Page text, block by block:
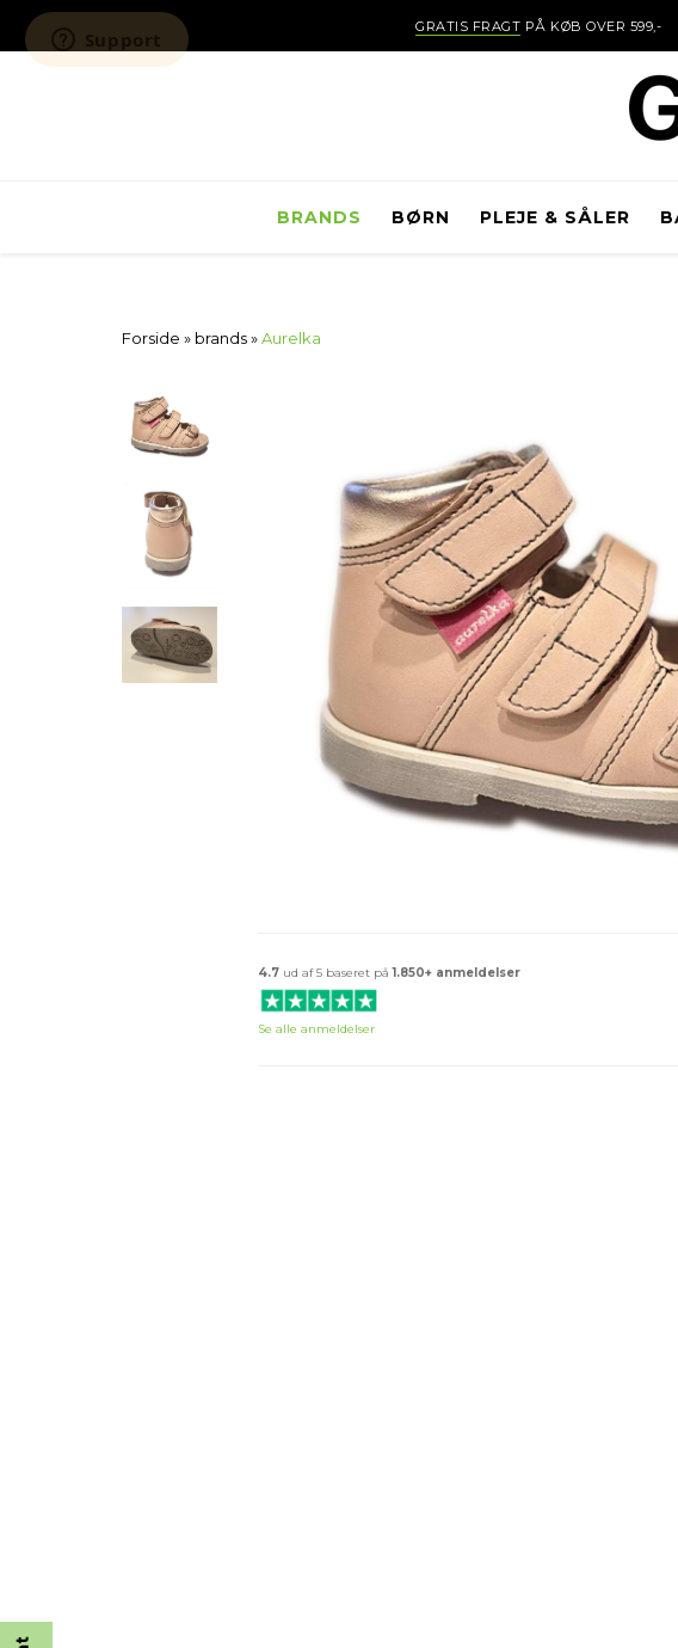
GRATIS FRAGT PÅ KØB OVER 599,-
BRANDS BØRN PLEJE & SÅLER
Forside » brands»Aurelka
4.7ud af 5 baseret på1.850+ anmeldelser
Se alle anmeldelser